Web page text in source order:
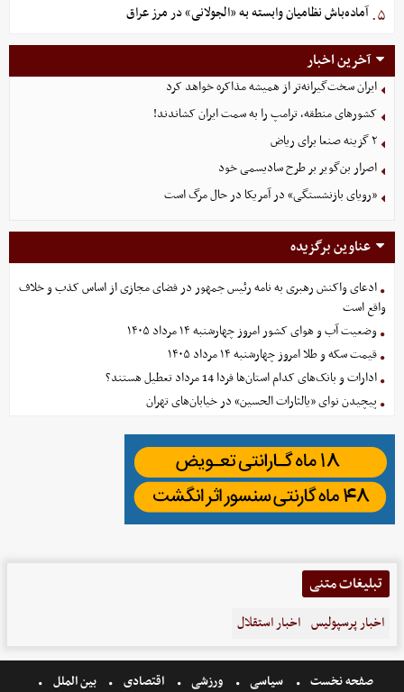
۵. آماده‌باش نظامیان وابسته به «الجولانی» در مرز عراق
آخرین اخبار
ایران سخت‌گیرانه‌تر از همیشه مذاکره خواهد کرد
کشورهای منطقه، ترامپ را به سمت ایران کشاندند!
۲ گزینه صنعا برای ریاض
اصرار بن‌گویر بر طرح سادیسمی خود
«رویای بازنشستگی» در آمریکا در حال مرگ است
عناوین برگزیده
ادعای واکنش رهبری به نامه رئیس جمهور در فضای مجازی از اساس کذب و خلاف
واقع است
وضعیت آب و هوای کشور امروز چهارشنبه ۱۴ مرداد ۱۴۰۵
قیمت سکه و طلا امروز چهارشنبه ۱۴ مرداد ۱۴۰۵
ادارات و بانک‌های کدام استان‌ها فردا 14 مرداد تعطیل هستند؟
پیچیدن نوای «یالثارات الحسین» در خیابان‌های تهران
تبلیغات متنی
اخبار پرسپولیس اخبار استقلال
صفحه نخست سیاسی ورزشی اقتصادی بین الملل